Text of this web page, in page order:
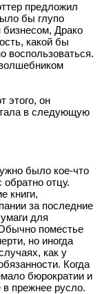
предложил
бы глупо
Драко
какой бы
воспользоваться.
этого, он
в следующую
было кое-что
отцу.
книги,
за последние
для
поместье
но иногда
как у
Когда
бюрократии и
прежнее русло.